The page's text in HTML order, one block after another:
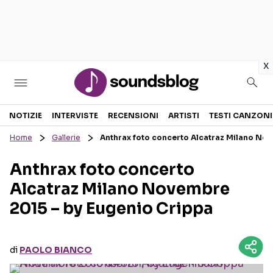
x
Sezioni
RECENSIONI MUSICALI
INTERVISTE
GOSSIP E CURIOSITÀ
TESTI CANZONI
TOUR ED EVENTI
TALENT SHOW
NOTIZIE INTERVISTE RECENSIONI ARTISTI TESTI CANZONI
Home Gallerie Anthrax foto concerto Alcatraz Milano
Anthrax foto concerto
Alcatraz Milano Novembre
2015 – by Eugenio Crippa
di PAOLO BIANCO